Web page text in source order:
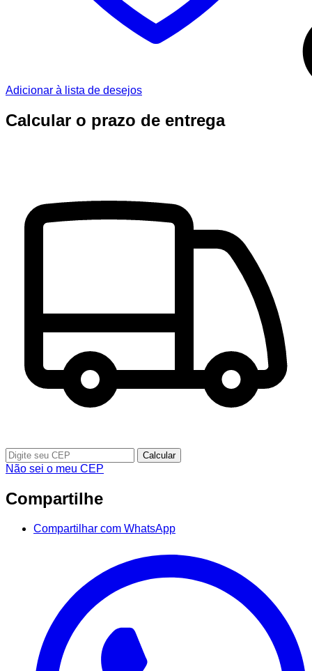
Adicionar à lista de desejos
Calcular o prazo de entrega
Calcular
Não sei o meu CEP
Compartilhe
Compartilhar com WhatsApp